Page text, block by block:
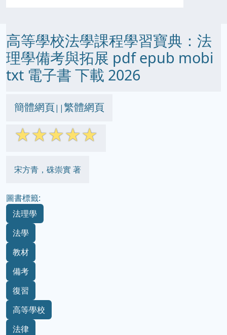
高等學校法學課程學習寶典：法
理學備考與拓展 pdf epub mobi
txt 電子書 下載 2026
簡體網頁||繁體網頁
☆☆☆☆☆
宋方青，硃崇實 著
圖書標籤:
法理學
法學
教材
備考
復習
高等學校
法律